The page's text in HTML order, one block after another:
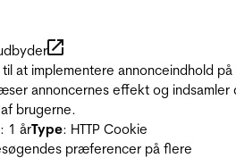
at implementere annonceindhold på
annoncernes effekt og indsamler
brugerne.
: 1 årType: HTTP Cookie
præferencer på flere